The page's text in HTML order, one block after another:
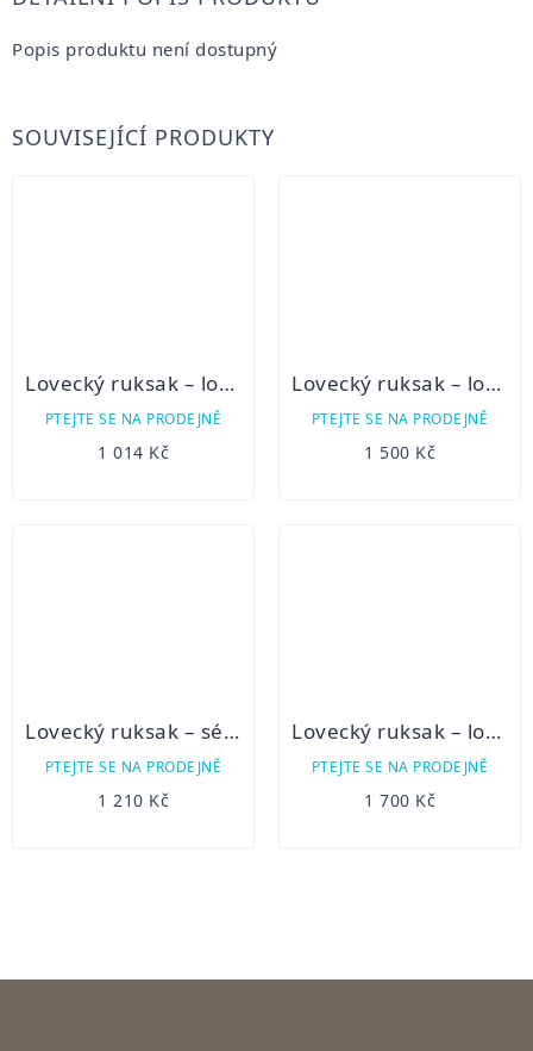
Popis produktu není dostupný
SOUVISEJÍCÍ PRODUKTY
Lovecký ruksak – lovecké plátno 15B/3
PTEJTE SE NA PRODEJNĚ
1 014 Kč
Lovecký ruksak – loden lovecká zeleň 7D
PTEJTE SE NA PRODEJNĚ
1 500 Kč
Lovecký ruksak – ségl 7B/1
PTEJTE SE NA PRODEJNĚ
1 210 Kč
Lovecký ruksak – lovecké plátno 8B/3
PTEJTE SE NA PRODEJNĚ
1 700 Kč